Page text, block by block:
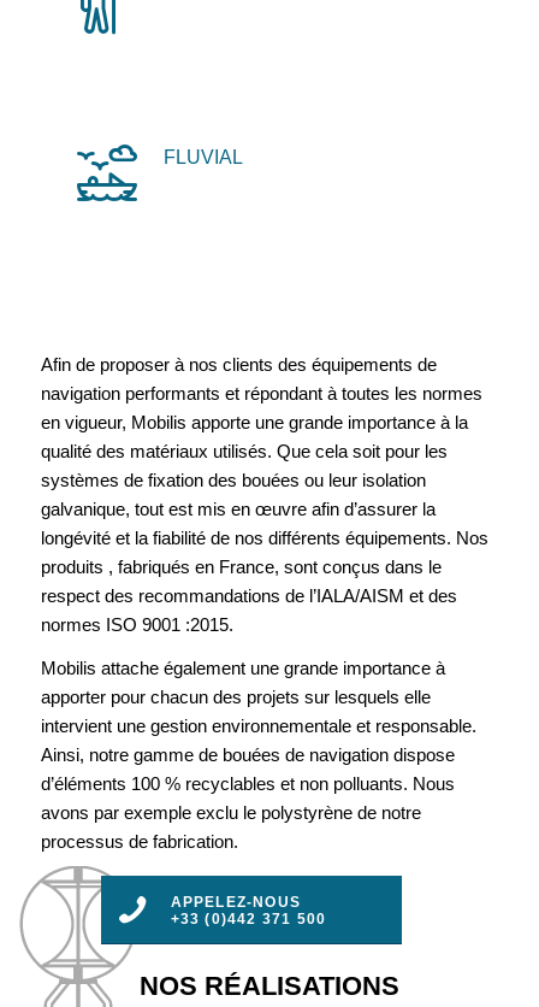
FLUVIAL
Afin de proposer à nos clients des équipements de
navigation performants et répondant à toutes les normes
en vigueur, Mobilis apporte une grande importance à la
qualité des matériaux utilisés. Que cela soit pour les
systèmes de fixation des bouées ou leur isolation
galvanique, tout est mis en œuvre afin d’assurer la
longévité et la fiabilité de nos différents équipements. Nos
produits , fabriqués en France, sont conçus dans le
respect des recommandations de l’IALA/AISM et des
normes ISO 9001 :2015.
Mobilis attache également une grande importance à
apporter pour chacun des projets sur lesquels elle
intervient une gestion environnementale et responsable.
Ainsi, notre gamme de bouées de navigation dispose
d’éléments 100 % recyclables et non polluants. Nous
avons par exemple exclu le polystyrène de notre
processus de fabrication.
APPELEZ-NOUS
+33 (0)442 371 500
NOS RÉALISATIONS